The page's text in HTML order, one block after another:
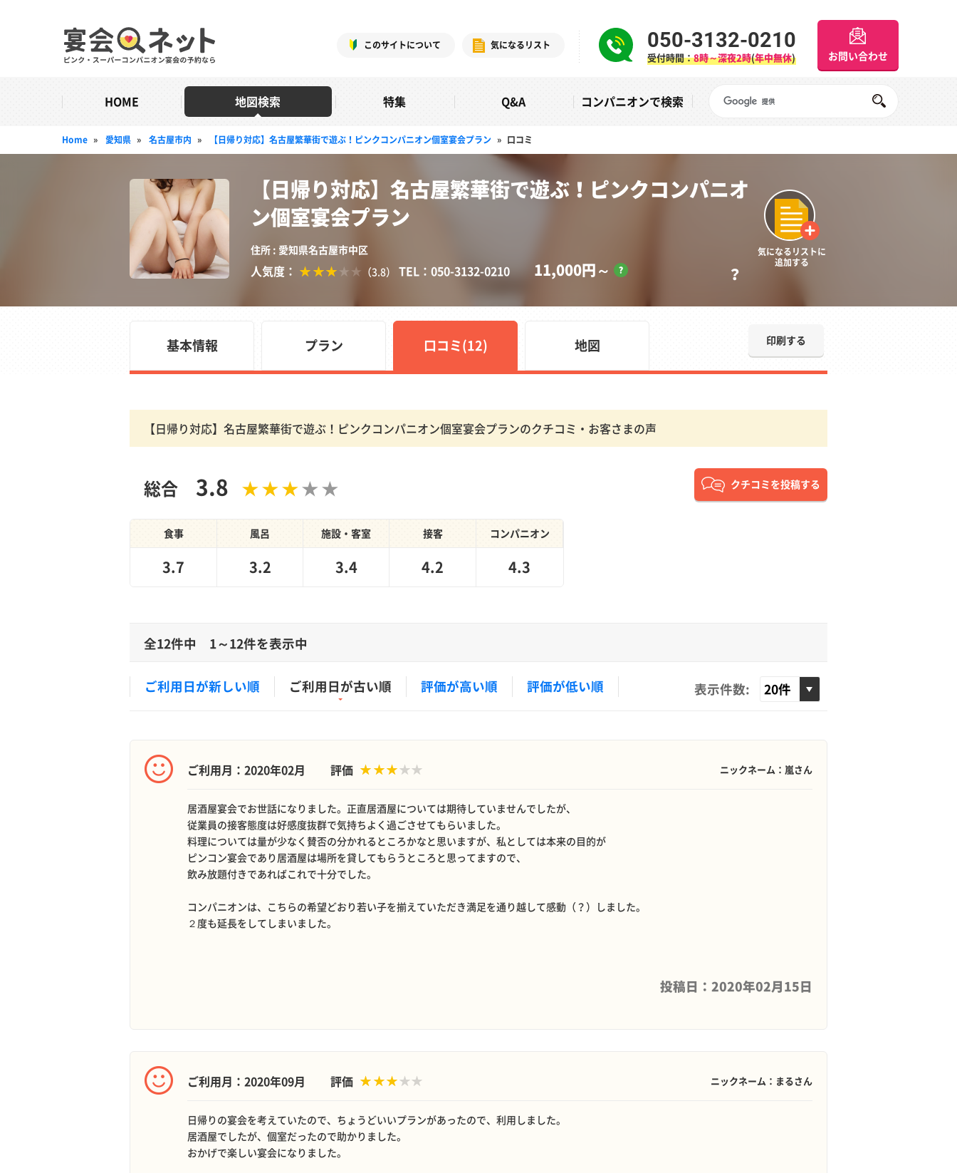
このサイトについて 気になるリスト 050-3132-0210
受付時間：8時～深夜2時(年中無休) お問い合わせ
HOME 地図検索 特集 Q&A コンパニオンで検索
Home » 愛知県 » 名古屋市内 » 【日帰り対応】名古屋繁華街で遊ぶ！ピンクコンパニオン個室宴会プラン » 口コミ
【日帰り対応】名古屋繁華街で遊ぶ！ピンクコンパニオ
ン個室宴会プラン
住所 : 愛知県名古屋市中区
人気度： （3.8） TEL：050-3132-0210 11,000円～ ？
気になるリストに
追加する
基本情報 プラン 口コミ(12) 地図 印刷する
【日帰り対応】名古屋繁華街で遊ぶ！ピンクコンパニオン個室宴会プランのクチコミ・お客さまの声
総合 3.8
食事 風呂 施設・客室 接客 コンパニオン
3.7 3.2 3.4 4.2 4.3
クチコミを投稿する
全12件中 1～12件を表示中
ご利用日が新しい順 ご利用日が古い順 評価が高い順 評価が低い順 表示件数:
ご利用月：2020年02月 ニックネーム：嵐さん
評価
居酒屋宴会でお世話になりました。正直居酒屋については期待していませんでしたが、
従業員の接客態度は好感度抜群で気持ちよく過ごさせてもらいました。
料理については量が少なく賛否の分かれるところかなと思いますが、私としては本来の目的が
ピンコン宴会であり居酒屋は場所を貸してもらうところと思ってますので、
飲み放題付きであればこれで十分でした。
コンパニオンは、こちらの希望どおり若い子を揃えていただき満足を通り越して感動（？）しました。
２度も延長をしてしまいました。
投稿日：2020年02月15日
ご利用月：2020年09月 ニックネーム：まるさん
評価
日帰りの宴会を考えていたので、ちょうどいいプランがあったので、利用しました。
居酒屋でしたが、個室だったので助かりました。
おかげで楽しい宴会になりました。